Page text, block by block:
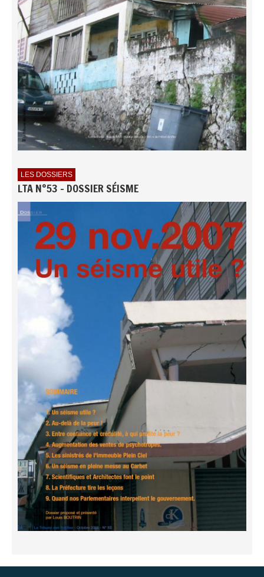
LES DOSSIERS
LTA N°53 - DOSSIER SÉISME